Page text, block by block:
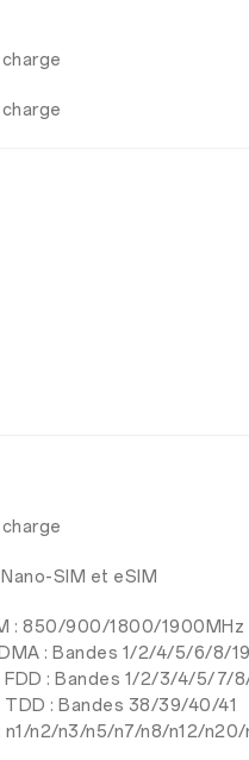
SIM et eSIM
: 850/900/1800/1900MHz
: Bandes 1/2/4/5/6/8/19
FDD : Bandes 1/2/3/4/5/
TDD : Bandes 38/39/40/41
: n1/n2/n3/n5/n7/n8/n12/